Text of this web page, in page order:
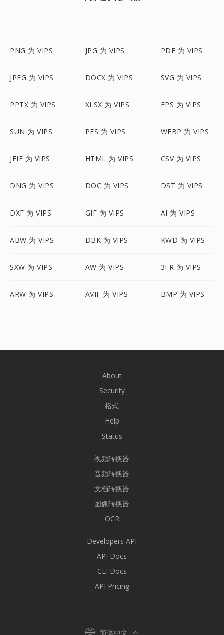
PNG 为 VIPS JPG 为 VIPS PDF 为 VIPS
JPEG 为 VIPS DOCX 为 VIPS SVG 为 VIPS
PPTX 为 VIPS XLSX 为 VIPS EPS 为 VIPS
SUN 为 VIPS PES 为 VIPS WEBP 为 VIPS
JFIF 为 VIPS HTML 为 VIPS CSV 为 VIPS
DNG 为 VIPS DOC 为 VIPS DST 为 VIPS
DXF 为 VIPS GIF 为 VIPS AI 为 VIPS
ABW 为 VIPS DBK 为 VIPS KWD 为 VIPS
SXW 为 VIPS AW 为 VIPS 3FR 为 VIPS
ARW 为 VIPS AVIF 为 VIPS BMP 为 VIPS
About
Security
格式
Help
Status
视频转换器
音频转换器
文档转换器
图像转换器
OCR
Developers API
API Docs
CLI Docs
API Pricing
简体中文